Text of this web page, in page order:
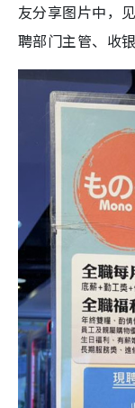
友分享图片中，
聘部门主管、收